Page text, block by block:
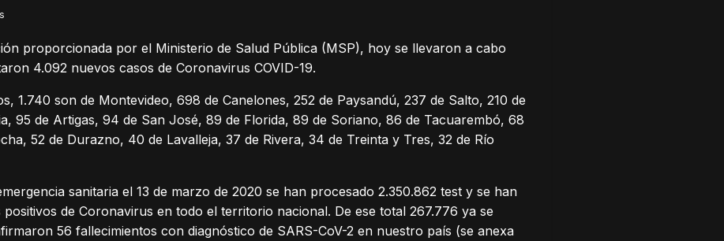
proporcionada por el Ministerio de Salud Pública (MSP), hoy se llevaron a cabo
4.092 nuevos casos de Coronavirus COVID-19.
1.740 son de Montevideo, 698 de Canelones, 252 de Paysandú, 237 de Salto, 210 de
95 de Artigas, 94 de San José, 89 de Florida, 89 de Soriano, 86 de Tacuarembó, 68
52 de Durazno, 40 de Lavalleja, 37 de Rivera, 34 de Treinta y Tres, 32 de Río
sanitaria el 13 de marzo de 2020 se han procesado 2.350.862 test y se han
de Coronavirus en todo el territorio nacional. De ese total 267.776 ya se
56 fallecimientos con diagnóstico de SARS-CoV-2 en nuestro país (se anexa